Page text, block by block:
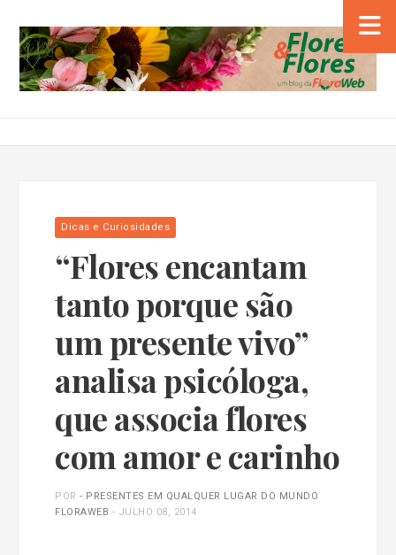
Dicas e Curiosidades
“Flores encantam
tanto porque são
um presente vivo”
analisa psicóloga,
que associa flores
com amor e carinho
POR- PRESENTES EM QUALQUER LUGAR DO MUNDO
FLORAWEB - JULHO 08, 2014